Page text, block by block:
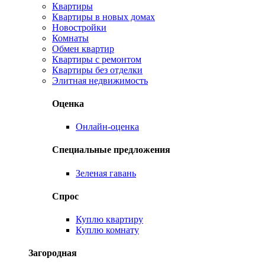
Квартиры
Квартиры в новых домах
Новостройки
Комнаты
Обмен квартир
Квартиры с ремонтом
Квартиры без отделки
Элитная недвижимость
Оценка
Онлайн-оценка
Специальные предложения
Зеленая гавань
Спрос
Куплю квартиру
Куплю комнату
Загородная